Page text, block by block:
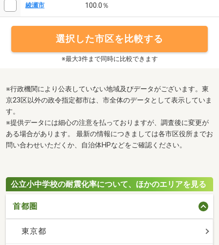
綾瀬市 100.0％
選択した市区を比較する
※最大3件まで同時に比較できます
※行政機関により公表していない地域及びデータがございます。東
京23区以外の政令指定都市は、市全体のデータとして表示していま
す。
※提供データには細心の注意を払っておりますが、調査後に変更が
ある場合があります。 最新の情報につきましては各市区役所までお
問い合わせいただくか、自治体HPなどをご確認ください。
公立小中学校の耐震化率について、ほかのエリアを見る
首都圏
東京都